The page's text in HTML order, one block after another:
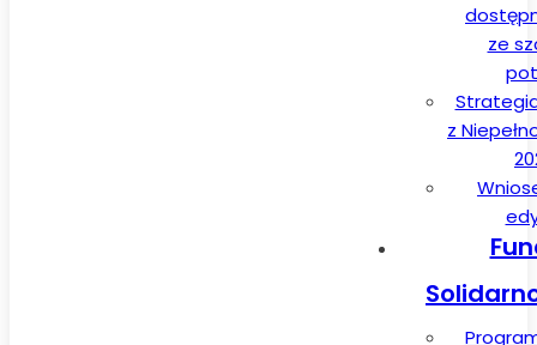
ze
z